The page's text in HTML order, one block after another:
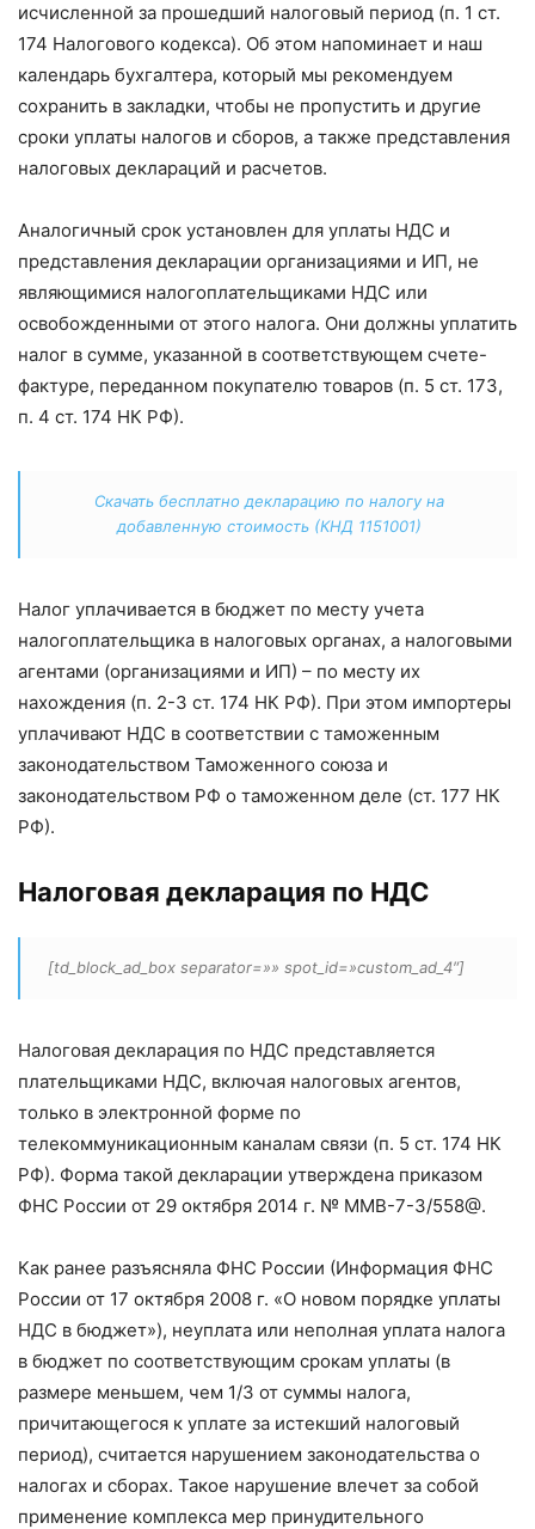
исчисленной за прошедший налоговый период (п. 1 ст.
174 Налогового кодекса). Об этом напоминает и наш
календарь бухгалтера, который мы рекомендуем
сохранить в закладки, чтобы не пропустить и другие
сроки уплаты налогов и сборов, а также представления
налоговых деклараций и расчетов.
Аналогичный срок установлен для уплаты НДС и
представления декларации организациями и ИП, не
являющимися налогоплательщиками НДС или
освобожденными от этого налога. Они должны уплатить
налог в сумме, указанной в соответствующем счете-
фактуре, переданном покупателю товаров (п. 5 ст. 173,
п. 4 ст. 174 НК РФ).
Скачать бесплатно декларацию по налогу на
добавленную стоимость (КНД 1151001)
Налог уплачивается в бюджет по месту учета
налогоплательщика в налоговых органах, а налоговыми
агентами (организациями и ИП) – по месту их
нахождения (п. 2-3 ст. 174 НК РФ). При этом импортеры
уплачивают НДС в соответствии с таможенным
законодательством Таможенного союза и
законодательством РФ о таможенном деле (ст. 177 НК
РФ).
Налоговая декларация по НДС
[td_block_ad_box separator=»» spot_id=»custom_ad_4″]
Налоговая декларация по НДС представляется
плательщиками НДС, включая налоговых агентов,
только в электронной форме по
телекоммуникационным каналам связи (п. 5 ст. 174 НК
РФ). Форма такой декларации утверждена приказом
ФНС России от 29 октября 2014 г. № ММВ-7-3/558@.
Как ранее разъясняла ФНС России (Информация ФНС
России от 17 октября 2008 г. «О новом порядке уплаты
НДС в бюджет»), неуплата или неполная уплата налога
в бюджет по соответствующим срокам уплаты (в
размере меньшем, чем 1/3 от суммы налога,
причитающегося к уплате за истекший налоговый
период), считается нарушением законодательства о
налогах и сборах. Такое нарушение влечет за собой
применение комплекса мер принудительного